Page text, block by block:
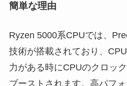
簡単な理由
Ryzen 5000系CPUでは、
技術が搭載されており、
力がある時にCPUのクロッ
ブーストされます。高パフ